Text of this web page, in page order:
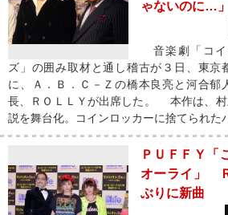
ゃないのに…」
音楽劇「コイ
ズ」の囲み取材と通し稽古が３日、東京
に、Ａ．Ｂ．Ｃ－Ｚの橋本良亮と河合郁
長、ＲＯＬＬＹが出席した。 本作は、村
説を舞台化。コインロッカーに捨てられた
ＰＵＦＦＹ「
オーライ」
ぶりに新曲